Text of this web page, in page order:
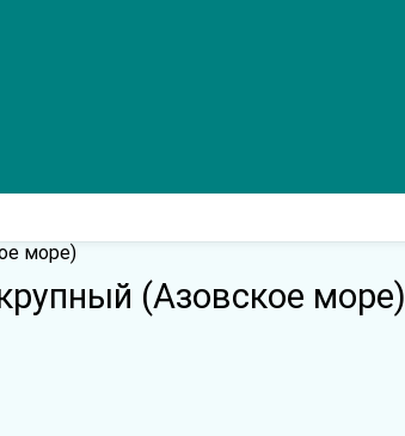
море)
(Азовское море)